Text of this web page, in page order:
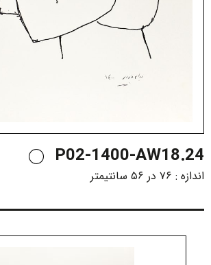
P02-1400-AW18.24
اندازه : ۷۶ در ۵۶ سانتیمتر